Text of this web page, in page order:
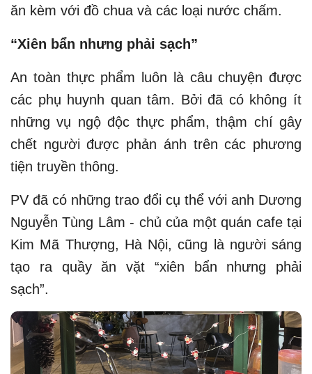
ăn kèm với đồ chua và các loại nước chấm.
“Xiên bẩn nhưng phải sạch”
An toàn thực phẩm luôn là câu chuyện được
các phụ huynh quan tâm. Bởi đã có không ít
những vụ ngộ độc thực phẩm, thậm chí gây
chết người được phản ánh trên các phương
tiện truyền thông.
PV đã có những trao đổi cụ thể với anh Dương
Nguyễn Tùng Lâm - chủ của một quán cafe tại
Kim Mã Thượng, Hà Nội, cũng là người sáng
tạo ra quầy ăn vặt “xiên bẩn nhưng phải
sạch”.